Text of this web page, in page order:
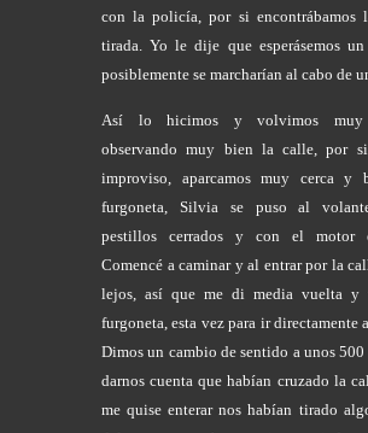
con la policía, por si encontrábamos
tirada. Yo le dije que esperásemos
posiblemente se marcharían al cabo de
Así lo hicimos y volvimos muy
observando muy bien la calle, por
improviso, aparcamos muy cerca y
furgoneta, Silvia se puso al
pestillos cerrados y con el motor
Comencé a caminar y al entrar por la
lejos, así que me di media vuelta
furgoneta, esta vez para ir directamente
Dimos un cambio de sentido a unos 500
darnos cuenta que habían cruzado la
me quise enterar nos habían tirado